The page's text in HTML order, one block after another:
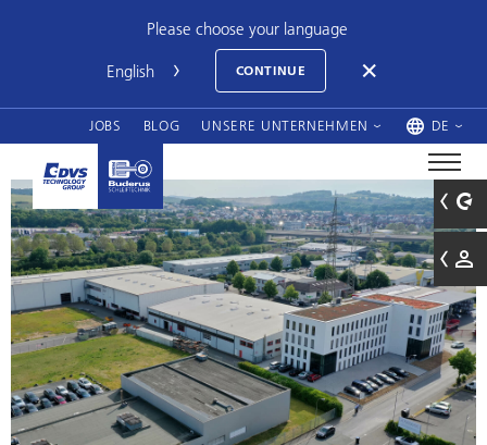
Please choose your language
CONTINUE
JOBS BLOG UNSERE UNTERNEHMEN DE